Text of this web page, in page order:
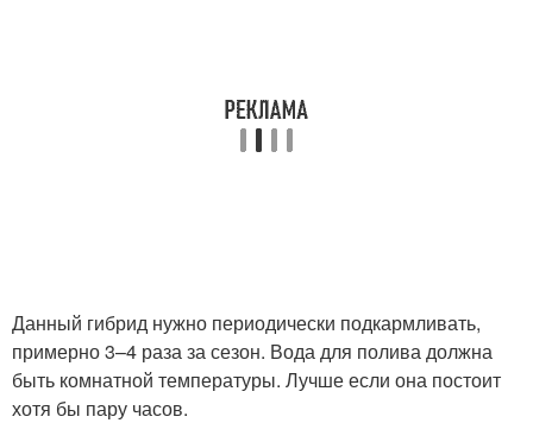
Данный гибрид нужно периодически подкармливать,
примерно 3–4 раза за сезон. Вода для полива должна
быть комнатной температуры. Лучше если она постоит
хотя бы пару часов.